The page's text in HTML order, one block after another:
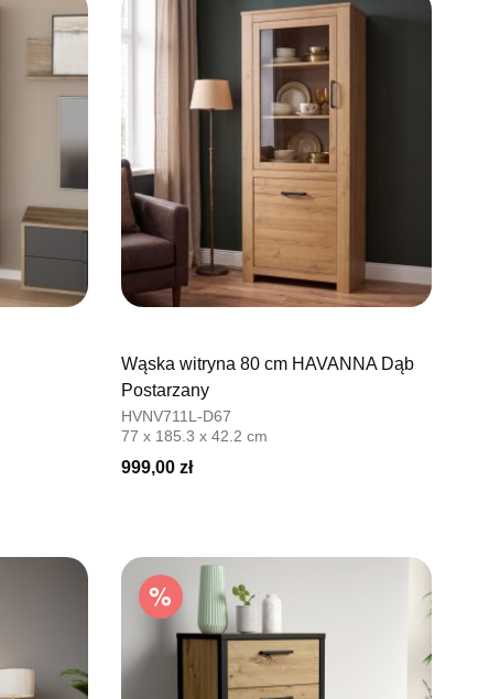
Wąska witryna 80 cm HAVANNA Dąb
Postarzany
HVNV711L-D67
77 x 185.3 x 42.2 cm
999,00 zł